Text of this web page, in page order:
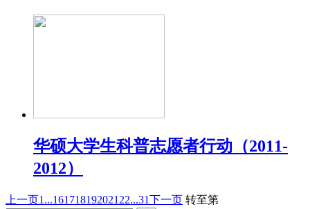
华硕大学生科普志愿者行动（2011-
2012）
上一页1...161718192021 22...31下一页 转至第